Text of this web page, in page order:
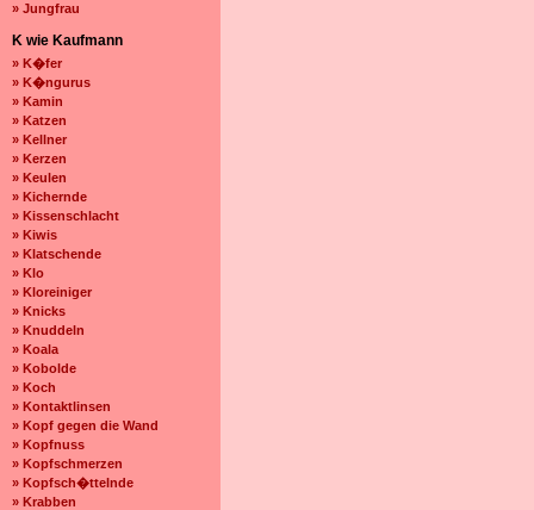
» Jungfrau
K wie Kaufmann
» K�fer
» K�ngurus
» Kamin
» Katzen
» Kellner
» Kerzen
» Keulen
» Kichernde
» Kissenschlacht
» Kiwis
» Klatschende
» Klo
» Kloreiniger
» Knicks
» Knuddeln
» Koala
» Kobolde
» Koch
» Kontaktlinsen
» Kopf gegen die Wand
» Kopfnuss
» Kopfschmerzen
» Kopfsch�ttelnde
» Krabben